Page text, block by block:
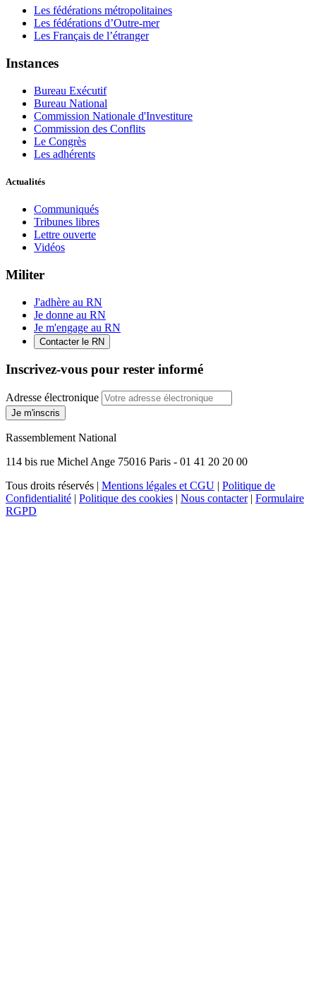
Les fédérations métropolitaines
Les fédérations d’Outre-mer
Les Français de l’étranger
Instances
Bureau Exécutif
Bureau National
Commission Nationale d'Investiture
Commission des Conflits
Le Congrès
Les adhérents
Actualités
Communiqués
Tribunes libres
Lettre ouverte
Vidéos
Militer
J'adhère au RN
Je donne au RN
Je m'engage au RN
Contacter le RN
Inscrivez-vous pour rester informé
Adresse électronique
Je m'inscris
Rassemblement National
114 bis rue Michel Ange 75016 Paris - 01 41 20 20 00
Tous droits réservés | Mentions légales et CGU | Politique de
Confidentialité | Politique des cookies | Nous contacter| Formulaire
RGPD